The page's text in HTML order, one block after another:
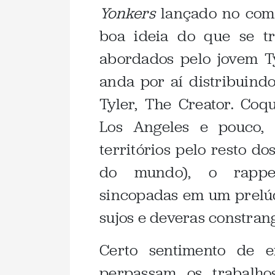
Yonkerslançado no
boa ideia do que se
abordados pelo jovem
anda por aí
Tyler, The Creator.
Los Angeles e pouco,
territórios pelo resto
do mundo), o
sincopadas em um
sujos e deveras
Certo sentimento de